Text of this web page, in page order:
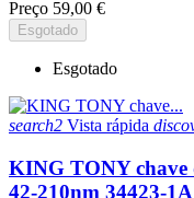
Preço 59,00 €
Esgotado
Esgotado
search2 Vista rápida
KING TONY chave
42-210nm 34423-1A